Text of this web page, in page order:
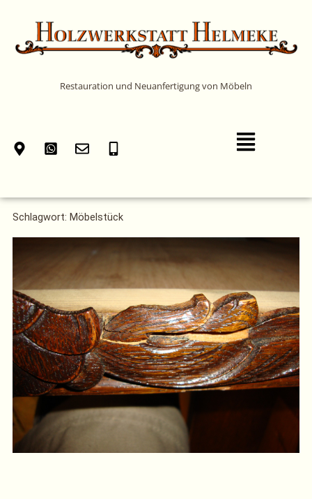
springen
Restauration und Neuanfertigung von Möbeln
Main
Menu
Schlagwort: Möbelstück